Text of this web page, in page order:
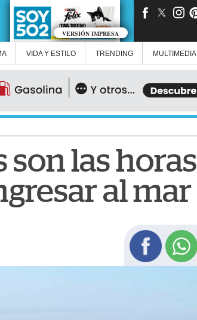
VERSIÓN IMPRESA
VIDA Y ESTILO TRENDING MULTIMEDIA
son las horas
al mar